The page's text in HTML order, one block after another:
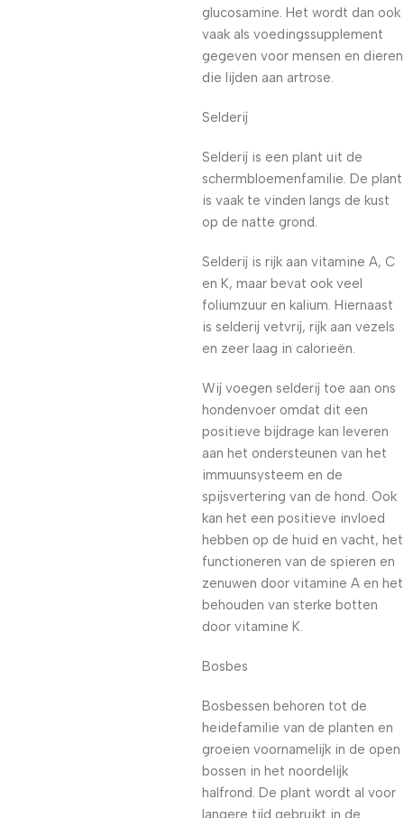
glucosamine. Het wordt dan ook
vaak als voedingssupplement
gegeven voor mensen en dieren
die lijden aan artrose.
Selderij
Selderij is een plant uit de
schermbloemenfamilie. De plant
is vaak te vinden langs de kust
op de natte grond.
Selderij is rijk aan vitamine A, C
en K, maar bevat ook veel
foliumzuur en kalium. Hiernaast
is selderij vetvrij, rijk aan vezels
en zeer laag in calorieën.
Wij voegen selderij toe aan ons
hondenvoer omdat dit een
positieve bijdrage kan leveren
aan het ondersteunen van het
immuunsysteem en de
spijsvertering van de hond. Ook
kan het een positieve invloed
hebben op de huid en vacht, het
functioneren van de spieren en
zenuwen door vitamine A en het
behouden van sterke botten
door vitamine K.
Bosbes
Bosbessen behoren tot de
heidefamilie van de planten en
groeien voornamelijk in de open
bossen in het noordelijk
halfrond. De plant wordt al voor
langere tijd gebruikt in de